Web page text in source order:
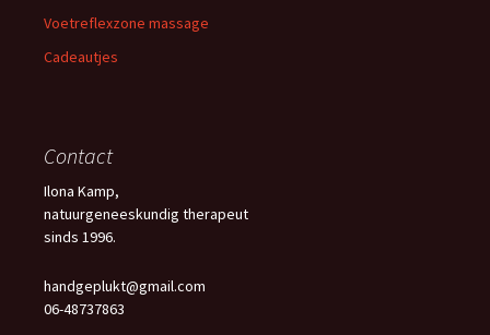
Voetreflexzone massage
Cadeautjes
Contact
Ilona Kamp,
natuurgeneeskundig therapeut
sinds 1996.
handgeplukt@gmail.com
06-48737863